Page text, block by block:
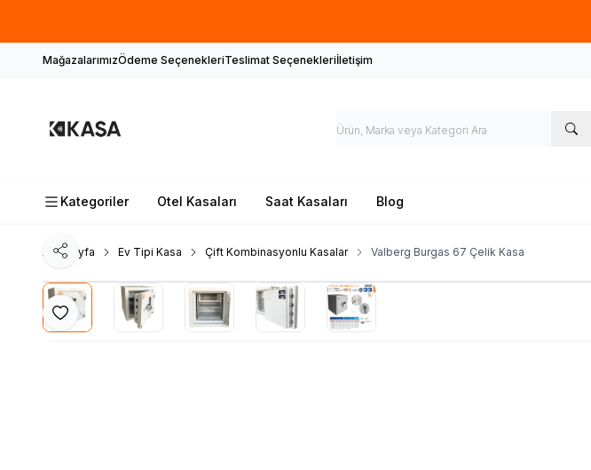
MağazalarımızÖdeme SeçenekleriTeslimat Seçenekleriİletişim
Kategoriler Otel Kasaları Saat Kasaları Blog
Ana Sayfa Ev Tipi Kasa Çift Kombinasyonlu Kasalar Valberg Burgas 67 Çelik Kasa
Favoriye Ekle
Paylaş